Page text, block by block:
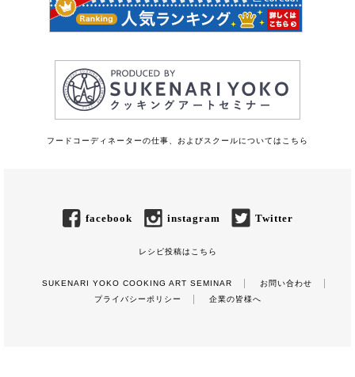
フードコーディネーターの仕事、およびスクールについてはこちら
facebook instagram Twitter
レシピ投稿はこちら
SUKENARI YOKO COOKING ART SEMINAR
お問い合わせ
プライバシーポリシー
企業の皆様へ